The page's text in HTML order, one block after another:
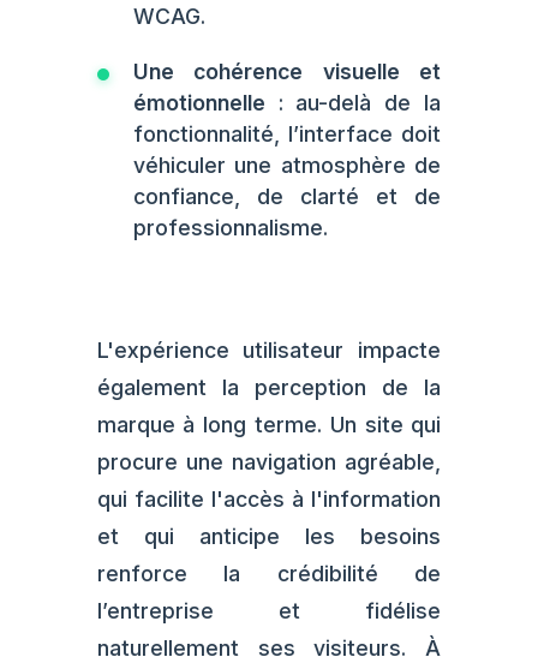
WCAG.
Une cohérence visuelle et
émotionnelle : au-delà de la
fonctionnalité, l’interface doit
véhiculer une atmosphère de
confiance, de clarté et de
professionnalisme.
L'expérience utilisateur impacte
également la perception de la
marque à long terme. Un site qui
procure une navigation agréable,
qui facilite l'accès à l'information
et qui anticipe les besoins
renforce la crédibilité de
l’entreprise et fidélise
naturellement ses visiteurs. À